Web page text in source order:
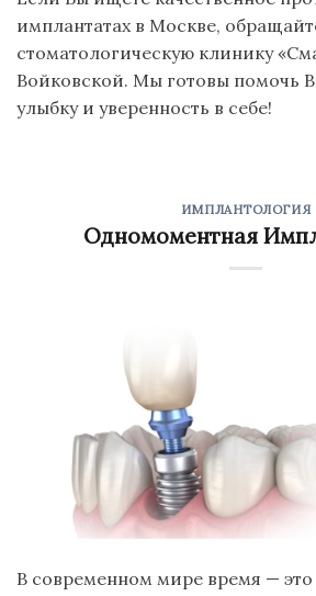
имплантатах в Москве,
стоматологическую клинику
Войковской. Мы готовы помочь
улыбку и уверенность в себе!
ИМПЛАНТОЛОГИЯ
Одномоментная
В современном мире время —